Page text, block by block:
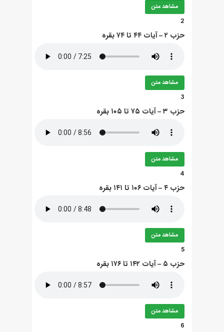
مشاهد متن
2
حزب ۲ – آيات ۴۴ تا ۷۴ بقره
مشاهد متن
3
حزب ۳ – آيات ۷۵ تا ۱۰۵ بقره
مشاهد متن
4
حزب ۴ – آيات ۱۰۶ تا ۱۴۱ بقره
مشاهد متن
5
حزب ۵ – آيات ۱۴۲ تا ۱۷۶ بقره
مشاهد متن
6